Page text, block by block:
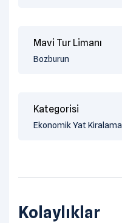
Mavi Tur Limanı
Bozburun
Kategorisi
Ekonomik Yat Kiralama
Kolaylıklar